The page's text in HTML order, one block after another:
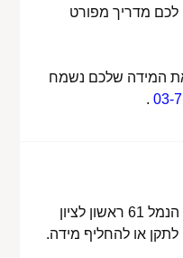
מדריך מפורט
המידה שלכם נשמח
03-
.
הסטודיו שלנו נמצא ברח' הנמל 61 ראשון לציון
לתקן או להחליף מידה.